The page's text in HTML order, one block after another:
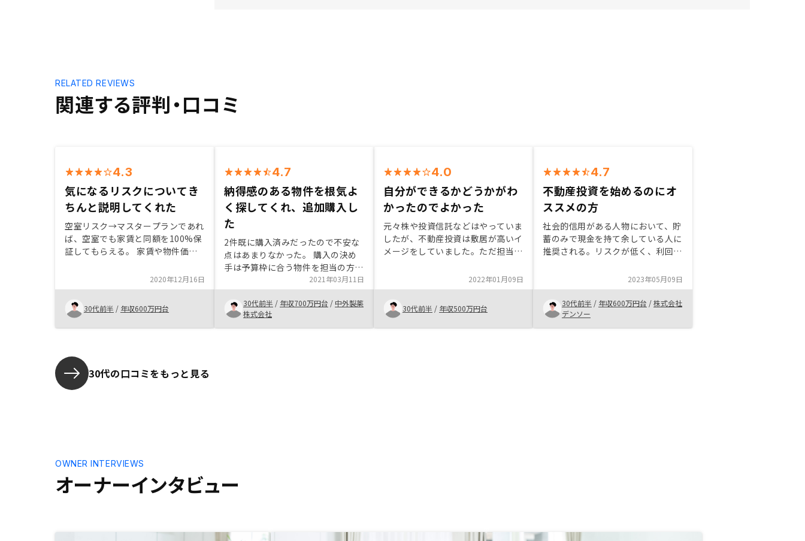
関連する評判・口コミ
RELATED REVIEWS
4.3
気になるリスクについてき
ちんと説明してくれた
空室リスク→マスタープランであれ
ば、空室でも家賃と同額を100%保
証してもらえる。 家賃や物件価値
ンションの需給をきちんと説明して
くれた。成約を急かされている感が
あったので、慎重に考えたい方には
ネガティブな印象がありそう。
2020年12月16日
30代前半 / 年収600万円台
4.7
納得感のある物件を根気よ
く探してくれ、追加購入し
た
2件既に購入済みだったので不安な
点はあまりなかった。 購入の決め
手は予算枠に合う物件を担当の方が
根気よく探してくれ納得感ある物件
を見つけれたから。
2021年03月11日
30代前半 / 年収700万円台 / 中外製薬
株式会社
4.0
自分ができるかどうかがわ
かったのでよかった
元々株や投資信託などはやっていま
したが、不動産投資は敷居が高いイ
メージをしていました。ただ担当者
説明を聞くとリスクの部分がよくわ
かり、自分ができるかどうかがわか
りました。
2022年01月09日
30代前半 / 年収500万円台
4.7
不動産投資を始めるのにオ
ススメの方
社会的信用がある人物において、貯
蓄のみで現金を持て余している人に
推奨される。リスクが低く、利回り
いと思われるため。また、社会的信
用が十分あればローンの金利もそれ
なりに抑えられるため。
2023年05月09日
30代前半 / 年収600万円台 /株式会社
デンソー
30代の口コミをもっと見る
オーナーインタビュー
OWNER INTERVIEWS